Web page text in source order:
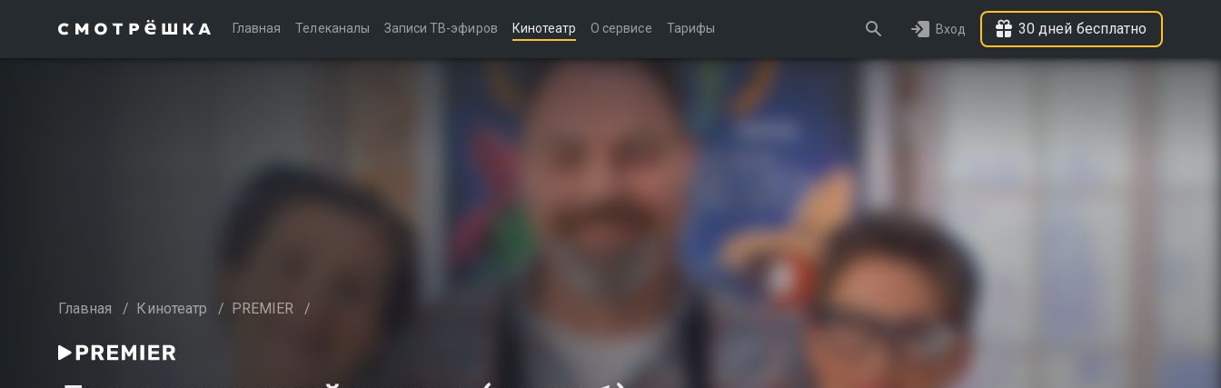
Главная Телеканалы Записи ТВ-эфиров Кинотеатр О сервисе Тарифы Вход 30 дней бесплатно
Главная / Кинотеатр / PREMIER /